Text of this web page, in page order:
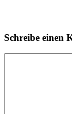
Schreibe einen